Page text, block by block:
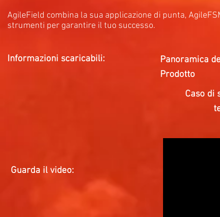
AgileField combina la sua applicazione di punta,
strumenti per garantire il tuo successo.
Informazioni scaricabili:
Caso di
Panoramica
Prodotto
Guarda il video: